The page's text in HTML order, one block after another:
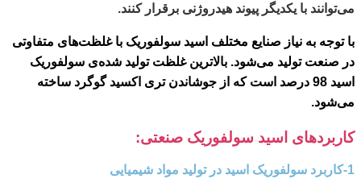
می‌توانند با یکدیگر پیوند هیدروژنی برقرار کنند.
با توجه به نیاز صنایع مختلف اسید سولفوریک با غلظت‌های متفاوتی
در صنعت تولید می‌شود. بالاترین غلظت تولید شده‌ی سولفوریک
اسید 98 درصد است که از جوشاندن تری اکسید گوگرد ساخته
می‌شود.
کاربردهای اسید سولفوریک صنعتی:
1-کاربرد سولفوریک اسید در تولید مواد شیمیایی